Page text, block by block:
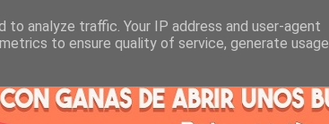
analyze traffic. Your IP address and user-agent
to ensure quality of service, generate usage